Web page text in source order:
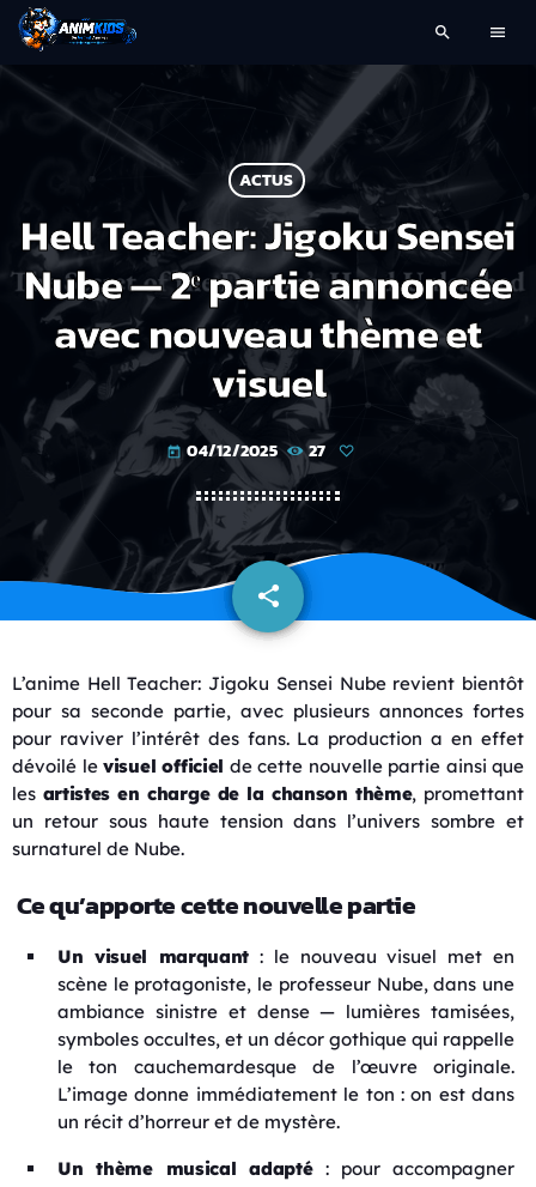
search menu
ACTUS
Hell Teacher: Jigoku Sensei
Nube — 2ᵉ partie annoncée
avec nouveau thème et
visuel
today 04/12/2025 27
share
email
L’anime Hell Teacher: Jigoku Sensei Nube revient bientôt
pour sa seconde partie, avec plusieurs annonces fortes
pour raviver l’intérêt des fans. La production a en effet
dévoilé le visuel officiel de cette nouvelle partie ainsi que
les artistes en charge de la chanson thème, promettant
un retour sous haute tension dans l’univers sombre et
surnaturel de Nube.
Ce qu’apporte cette nouvelle partie
Un visuel marquant : le nouveau visuel met en
scène le protagoniste, le professeur Nube, dans une
ambiance sinistre et dense — lumières tamisées,
symboles occultes, et un décor gothique qui rappelle
le ton cauchemardesque de l’œuvre originale.
L’image donne immédiatement le ton : on est dans
un récit d’horreur et de mystère.
Un thème musical adapté: pour accompagner